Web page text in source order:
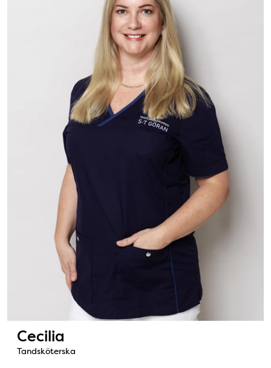
Cecilia
Tandsköterska